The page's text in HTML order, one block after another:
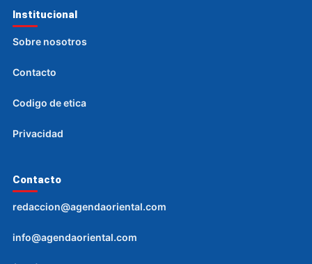
Institucional
Sobre nosotros
Contacto
Codigo de etica
Privacidad
Contacto
redaccion@agendaoriental.com
info@agendaoriental.com